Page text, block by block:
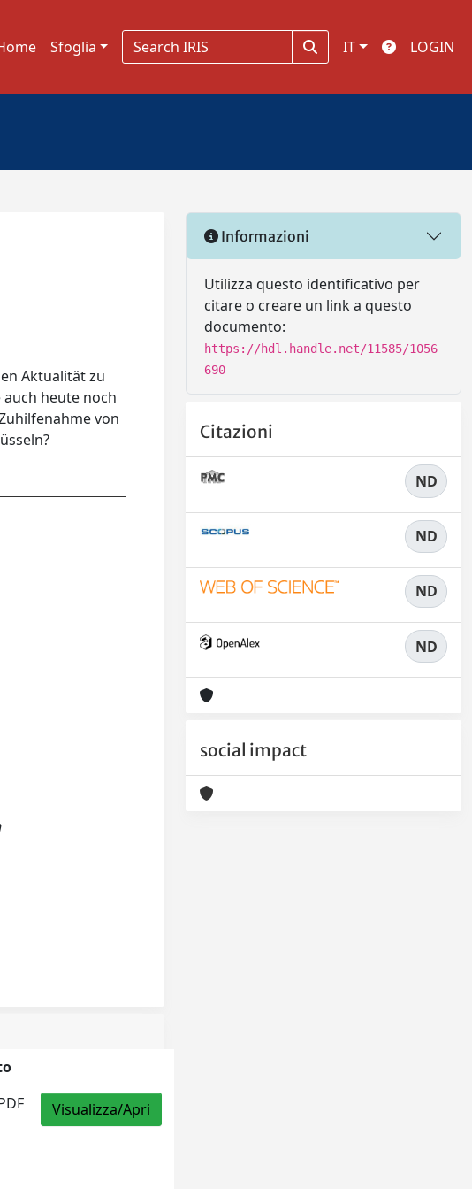
Sfoglia IT LOGIN
Aktualität zu
heute noch
von
Visualizza/Apri
Informazioni
Utilizza questo identificativo per
citare o creare un link a questo
documento:
https://hdl.handle.net/11585/1056
690
Citazioni
ND
ND
ND
ND
social impact